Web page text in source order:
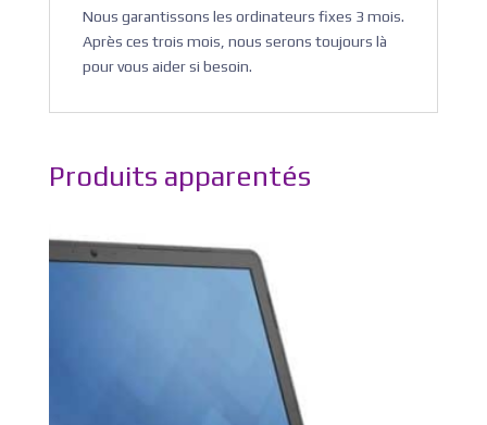
Nous garantissons les ordinateurs fixes 3 mois.
Après ces trois mois, nous serons toujours là
pour vous aider si besoin.
Produits apparentés